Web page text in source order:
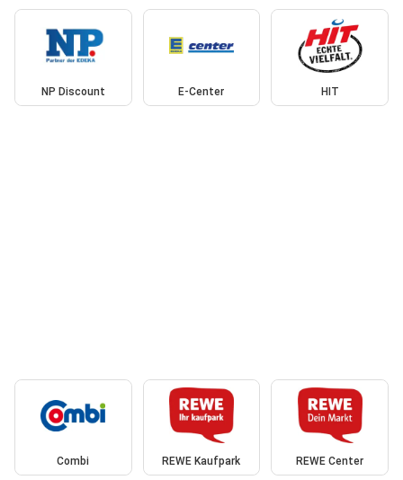
NP Discount E-Center HIT
Combi REWE Kaufpark REWE Center